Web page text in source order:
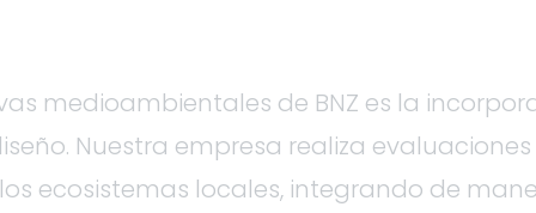
medioambientales de BNZ es la
Nuestra empresa realiza
ecosistemas locales, integrando de